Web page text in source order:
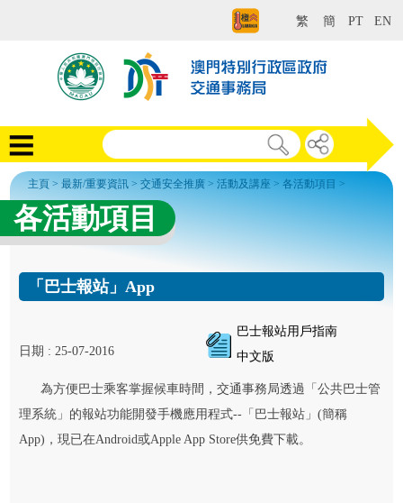
繁 簡 PT EN
主頁 >最新/重要資訊 >交通安全推廣 >活動及講座 >各活動項目 >
各活動項目
「巴士報站」App
巴士報站用戶指南
中文版
日期 : 25-07-2016
為方便巴士乘客掌握候車時間，交通事務局透過「公共巴士管
理系統」的報站功能開發手機應用程式--「巴士報站」(簡稱
App)，現已在Android或Apple App Store供免費下載。